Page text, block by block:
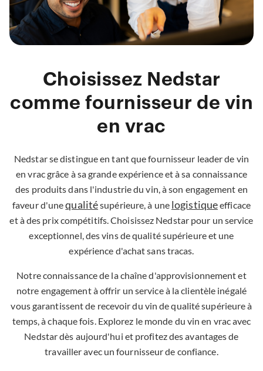
Choisissez Nedstar
comme fournisseur de vin
en vrac
Nedstar se distingue en tant que fournisseur leader de vin
en vrac grâce à sa grande expérience et à sa connaissance
des produits dans l'industrie du vin, à son engagement en
faveur d'unequalitésupérieure, à une logistiqueefficace
et à des prix compétitifs. Choisissez Nedstar pour un service
exceptionnel, des vins de qualité supérieure et une
expérience d'achat sans tracas.
Notre connaissance de la chaîne d'approvisionnement et
notre engagement à offrir un service à la clientèle inégalé
vous garantissent de recevoir du vin de qualité supérieure à
temps, à chaque fois. Explorez le monde du vin en vrac avec
Nedstar dès aujourd'hui et profitez des avantages de
travailler avec un fournisseur de confiance.